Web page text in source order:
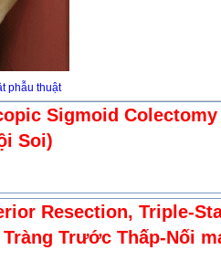
phẫu thuật
Sigmoid
Soi)
Resection, Triple-
Trước Thấp-Nối